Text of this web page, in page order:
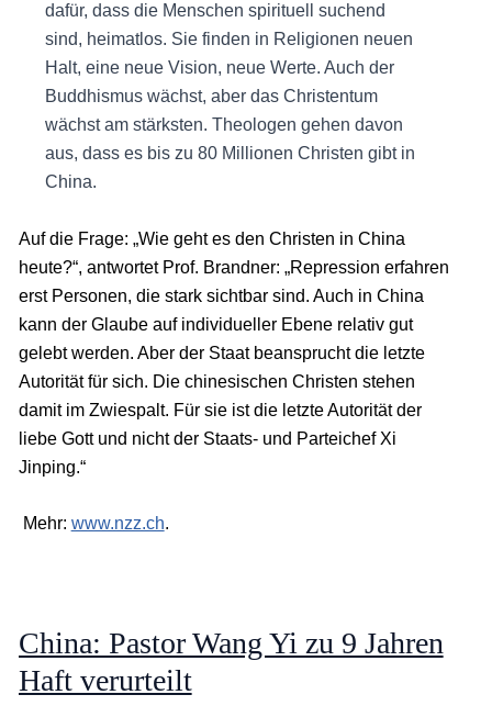
dafür, dass die Menschen spirituell suchend
sind, heimatlos. Sie finden in Religionen neuen
Halt, eine neue Vision, neue Werte. Auch der
Buddhismus wächst, aber das Christentum
wächst am stärksten. Theologen gehen davon
aus, dass es bis zu 80 Millionen Christen gibt in
China.
Auf die Frage: „Wie geht es den Christen in China
heute?“, antwortet Prof. Brandner: „Repression erfahren
erst Personen, die stark sichtbar sind. Auch in China
kann der Glaube auf individueller Ebene relativ gut
gelebt werden. Aber der Staat beansprucht die letzte
Autorität für sich. Die chinesischen Christen stehen
damit im Zwiespalt. Für sie ist die letzte Autorität der
liebe Gott und nicht der Staats- und Parteichef Xi
Jinping.“
Mehr: www.nzz.ch.
China: Pastor Wang Yi zu 9 Jahren
Haft verurteilt